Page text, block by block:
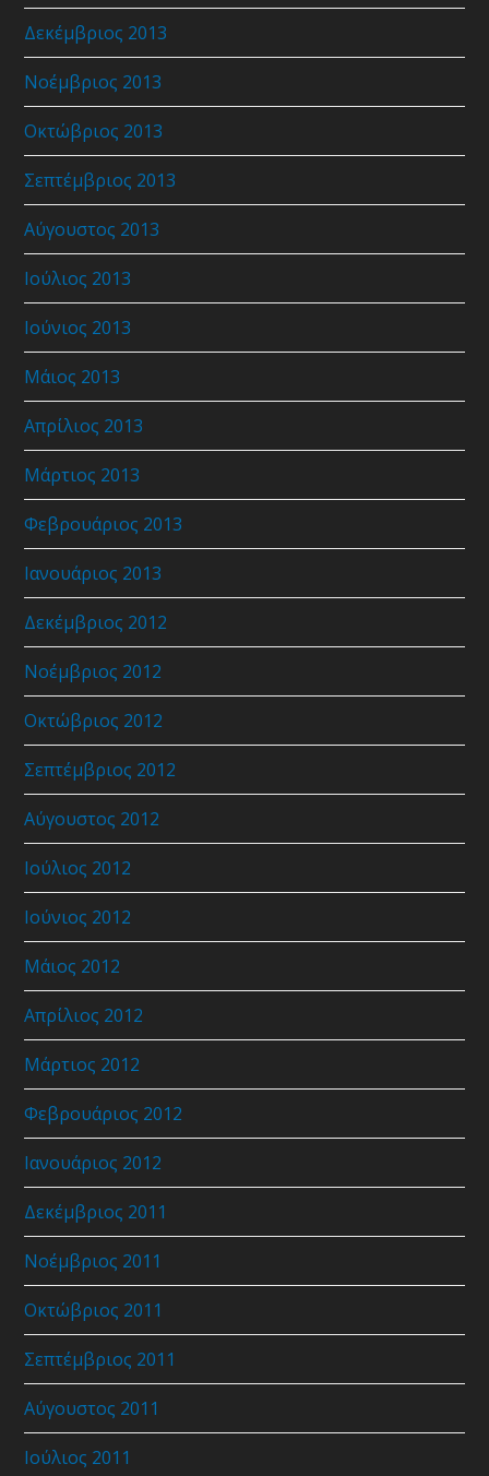
Δεκέμβριος 2013
Νοέμβριος 2013
Οκτώβριος 2013
Σεπτέμβριος 2013
Αύγουστος 2013
Ιούλιος 2013
Ιούνιος 2013
Μάιος 2013
Απρίλιος 2013
Μάρτιος 2013
Φεβρουάριος 2013
Ιανουάριος 2013
Δεκέμβριος 2012
Νοέμβριος 2012
Οκτώβριος 2012
Σεπτέμβριος 2012
Αύγουστος 2012
Ιούλιος 2012
Ιούνιος 2012
Μάιος 2012
Απρίλιος 2012
Μάρτιος 2012
Φεβρουάριος 2012
Ιανουάριος 2012
Δεκέμβριος 2011
Νοέμβριος 2011
Οκτώβριος 2011
Σεπτέμβριος 2011
Αύγουστος 2011
Ιούλιος 2011